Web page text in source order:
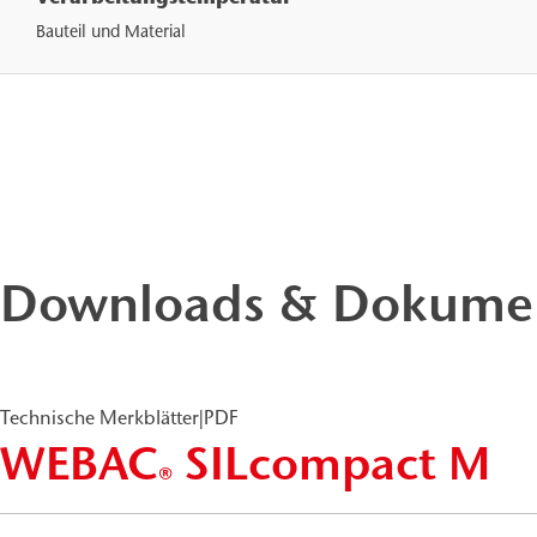
Bauteil und Material
Downloads &
Technische Merkblätter|PDF
WEBAC® SILcompact M